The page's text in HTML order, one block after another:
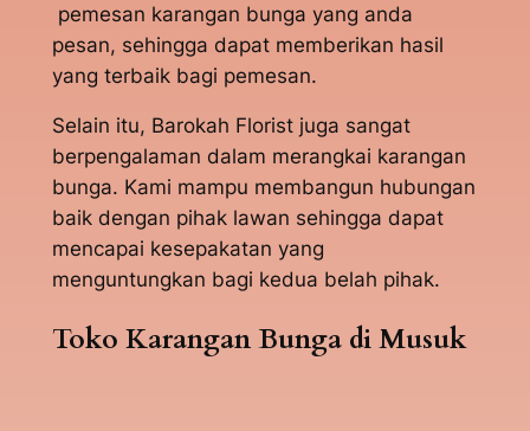
pemesan karangan bunga yang anda
pesan, sehingga dapat memberikan hasil
yang terbaik bagi pemesan.
Selain itu, Barokah Florist juga sangat
berpengalaman dalam merangkai karangan
bunga. Kami mampu membangun hubungan
baik dengan pihak lawan sehingga dapat
mencapai kesepakatan yang
menguntungkan bagi kedua belah pihak.
Toko Karangan Bunga di Musuk